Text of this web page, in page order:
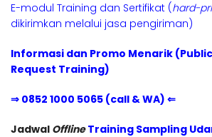
E-modul Training dan Sertifikat (hard-
dikirimkan melalui jasa pengiriman)
Informasi dan Promo Menarik
Request Training)
⇒ 0852 1000 5065 (call & WA) ⇐
Jadwal Offline Training Sampling